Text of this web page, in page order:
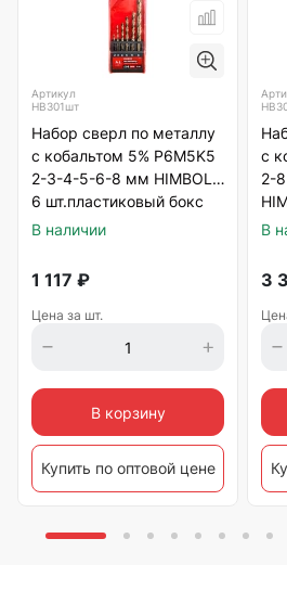
Артикул
HB301шт
Набор сверл по металлу
с кобальтом 5% P6M5K5
2-3-4-5-6-8 мм HIMBOLT
6 шт.пластиковый бокс
В наличии
1 117 ₽
Цена за шт.
В корзину
Купить по оптовой цене
с
2-
В
3